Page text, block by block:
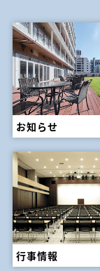
お知らせ
行事情報